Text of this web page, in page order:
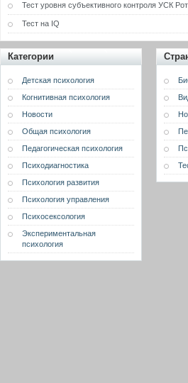
Тест уровня субъективного контроля УСК
Тест на IQ
Категории
Детская психология
Когнитивная психология
Новости
Общая психология
Педагогическая психология
Психодиагностика
Психология развития
Психология управления
Психосексология
Экспериментальная
психология